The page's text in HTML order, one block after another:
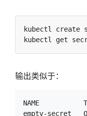
输出类似于：
NAME